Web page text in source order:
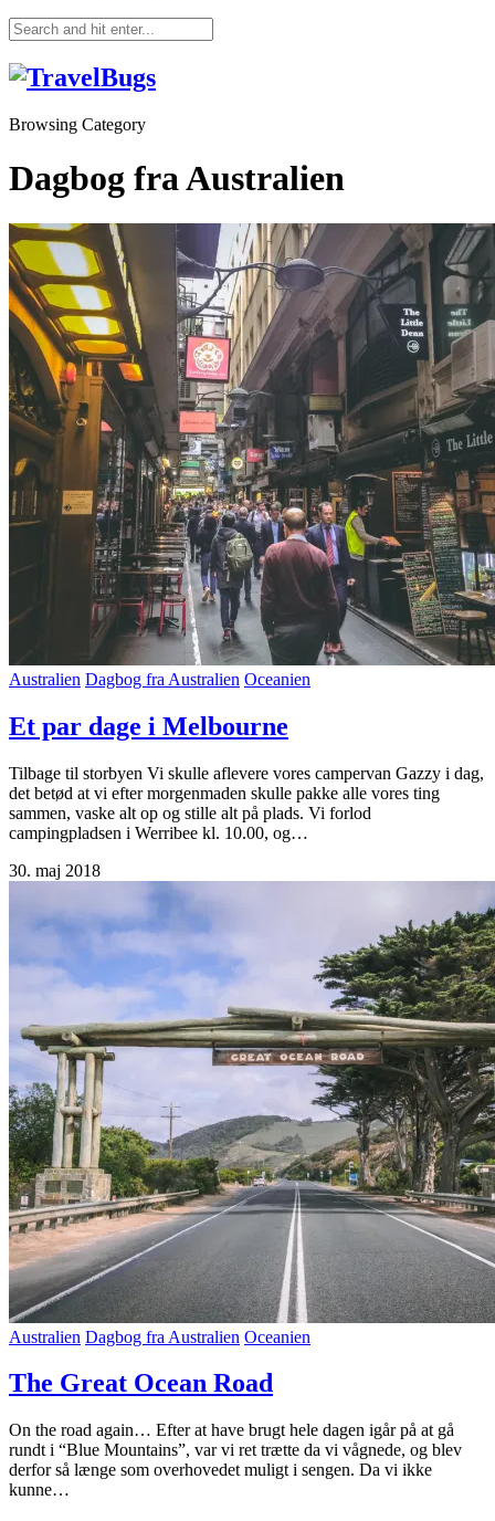
Browsing Category
Dagbog fra Australien
Australien Dagbog fra Australien Oceanien
Et par dage i Melbourne
Tilbage til storbyen Vi skulle aflevere vores campervan Gazzy i dag,
det betød at vi efter morgenmaden skulle pakke alle vores ting
sammen, vaske alt op og stille alt på plads. Vi forlod
campingpladsen i Werribee kl. 10.00, og…
30. maj 2018
Australien Dagbog fra Australien Oceanien
The Great Ocean Road
On the road again… Efter at have brugt hele dagen igår på at gå
rundt i “Blue Mountains”, var vi ret trætte da vi vågnede, og blev
derfor så længe som overhovedet muligt i sengen. Da vi ikke
kunne…